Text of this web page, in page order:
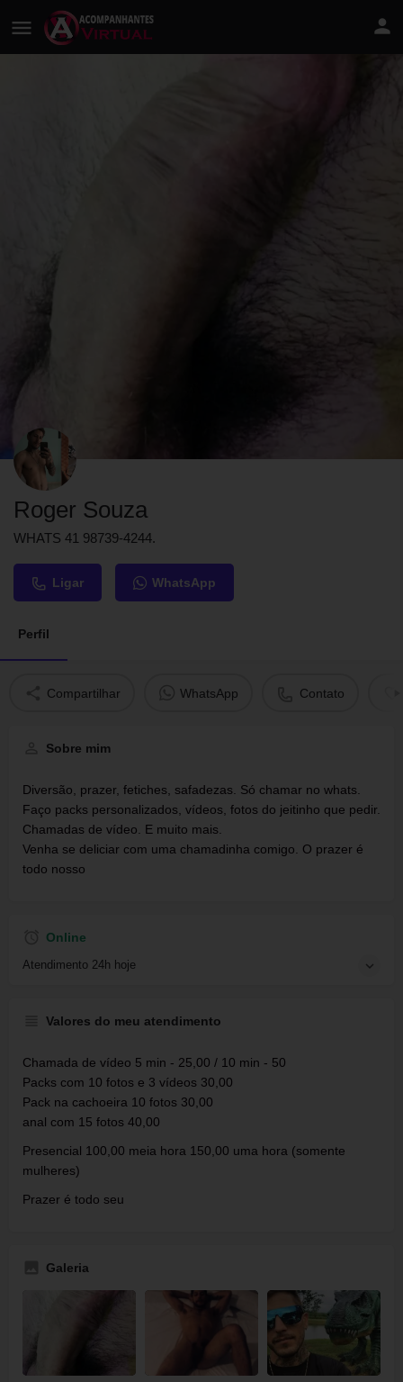
Roger Souza
WHATS 41 98739-4244.
Ligar WhatsApp
Perfil
Compartilhar WhatsApp Contato
Sobre mim
Diversão, prazer, fetiches, safadezas. Só chamar no whats.
Faço packs personalizados, vídeos, fotos do jeitinho que pedir.
Chamadas de vídeo. E muito mais.
Venha se deliciar com uma chamadinha comigo. O prazer é
todo nosso
Online
Atendimento 24h hoje
Valores do meu atendimento
Chamada de vídeo 5 min - 25,00 / 10 min - 50
Packs com 10 fotos e 3 vídeos 30,00
Pack na cachoeira 10 fotos 30,00
anal com 15 fotos 40,00
Presencial 100,00 meia hora 150,00 uma hora (somente
mulheres)
Prazer é todo seu
Galeria